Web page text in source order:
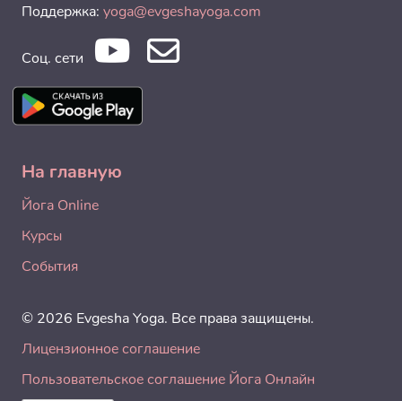
Поддержка: yoga@evgeshayoga.com
Соц. сети
На главную
Йога Online
Курсы
События
© 2026 Evgesha Yoga. Все права защищены.
Лицензионное соглашение
Пользовательское соглашение Йога Онлайн